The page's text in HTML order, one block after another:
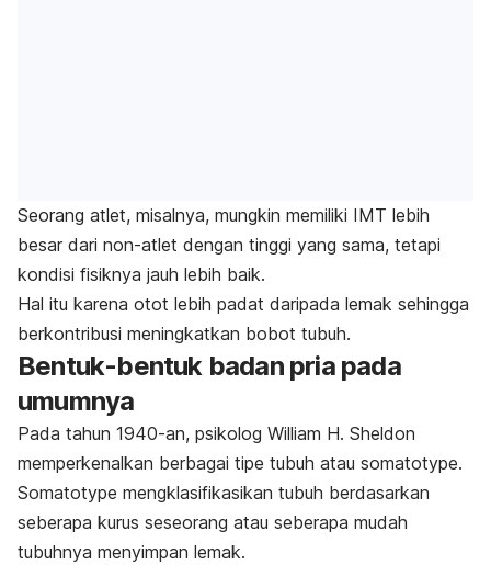
Seorang atlet, misalnya, mungkin memiliki IMT lebih
besar dari non-atlet dengan tinggi yang sama, tetapi
kondisi fisiknya jauh lebih baik.
Hal itu karena otot lebih padat daripada lemak sehingga
berkontribusi meningkatkan bobot tubuh.
Bentuk-bentuk badan pria pada
umumnya
Pada tahun 1940-an, psikolog William H. Sheldon
memperkenalkan berbagai tipe tubuh atau somatotype.
Somatotype mengklasifikasikan tubuh berdasarkan
seberapa kurus seseorang atau seberapa mudah
tubuhnya menyimpan lemak.